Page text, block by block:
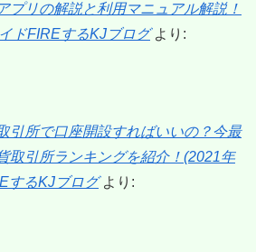
プリの解説と利用マニュアル解説！
ドFIREするKJブログ より:
引所で口座開設すればいいの？今最
取引所ランキングを紹介！(2021年
するKJブログ より: